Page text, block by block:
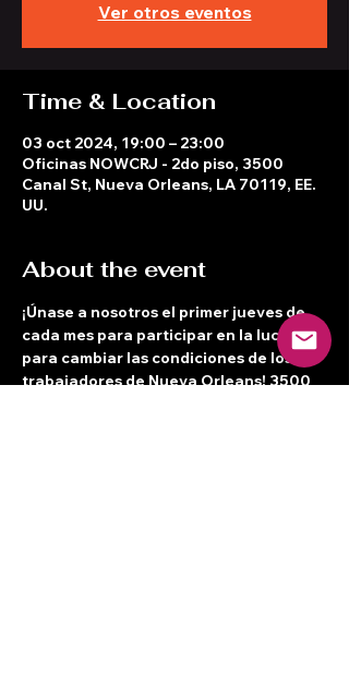
Ver otros eventos
Time & Location
03 oct 2024, 19:00 – 23:00
Oficinas NOWCRJ - 2do piso, 3500
Canal St, Nueva Orleans, LA 70119, EE.
UU.
About the event
¡Únase a nosotros el primer jueves de
cada mes para participar en la lucha
para cambiar las condiciones de los
trabajadores de Nueva Orleans! 3500